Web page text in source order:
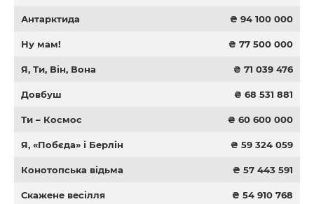
Антарктида ₴ 94 100 000
Ну мам! ₴ 77 500 000
Я, Ти, Він, Вона ₴ 71 039 476
Довбуш ₴ 68 531 881
Ти – Космос ₴ 60 600 000
Я, «Побєда» і Берлін ₴ 59 324 059
Конотопська відьма ₴ 57 443 591
Скажене весілля ₴ 54 910 768